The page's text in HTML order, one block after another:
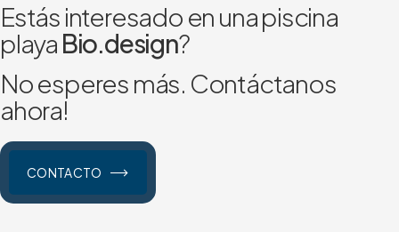
Estás interesado en una piscina
playa Bio.design?
No esperes más. Contáctanos
ahora!
CONTACTO